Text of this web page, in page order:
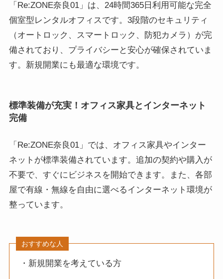
「Re:ZONE奈良01」は、24時間365日利用可能な完全
個室型レンタルオフィスです。3段階のセキュリティ
（オートロック、スマートロック、防犯カメラ）が完
備されており、プライバシーと安心が確保されていま
す。新規開業にも最適な環境です。
標準装備が充実！オフィス家具とインターネット
完備
「Re:ZONE奈良01」では、オフィス家具やインター
ネットが標準装備されています。追加の契約や購入が
不要で、すぐにビジネスを開始できます。また、各部
屋で有線・無線を自由に選べるインターネット環境が
整っています。
おすすめな人
・新規開業を考えている方